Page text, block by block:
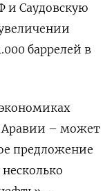
и Саудовскую
баррелей в
Аравии – может
предложение